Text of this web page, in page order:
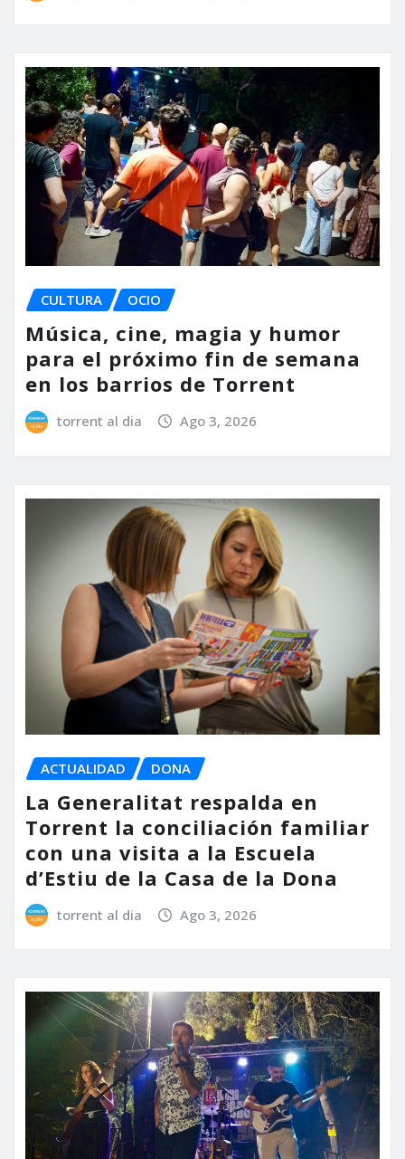
CULTURA OCIO
Música, cine, magia y humor
para el próximo fin de semana
en los barrios de Torrent
torrent al dia Ago 3, 2026
ACTUALIDAD DONA
La Generalitat respalda en
Torrent la conciliación familiar
con una visita a la Escuela
d’Estiu de la Casa de la Dona
torrent al dia Ago 3, 2026